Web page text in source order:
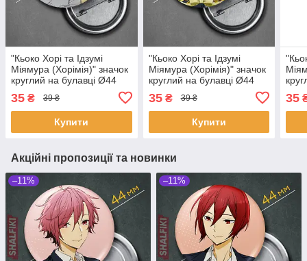
"Кьоко Хорі та Ідзумі
Міямура (Хорімія)" значок
круглий на булавці Ø44
35 ₴ 39 ₴
Купити
"Кьоко Хорі та Ідзумі
Міямура (Хорімія)" значок
круглий на булавці Ø44
35₴ 39 ₴
Купити
35
Акційні пропозиції та новинки
–11% –11%